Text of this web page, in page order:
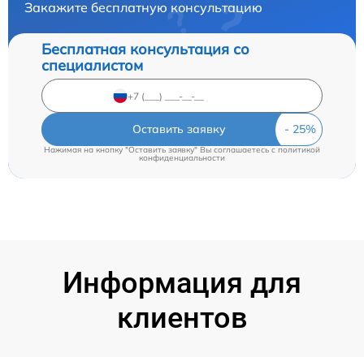
Закажите бесплатную консультацию
Бесплатная консультация со
специалистом
Оставить заявку
Нажимая на кнопку "Оставить заявку" Вы соглашаетесь cполитикой
конфиденциальности
Информация для
клиентов